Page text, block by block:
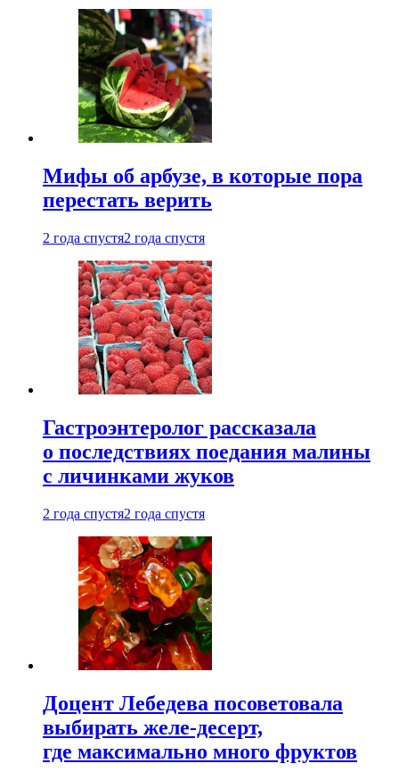
Мифы об арбузе, в которые пора
перестать верить
2 года спустя2 года спустя
Гастроэнтеролог рассказала
о последствиях поедания малины
с личинками жуков
2 года спустя2 года спустя
Доцент Лебедева посоветовала
выбирать желе-десерт,
где максимально много фруктов